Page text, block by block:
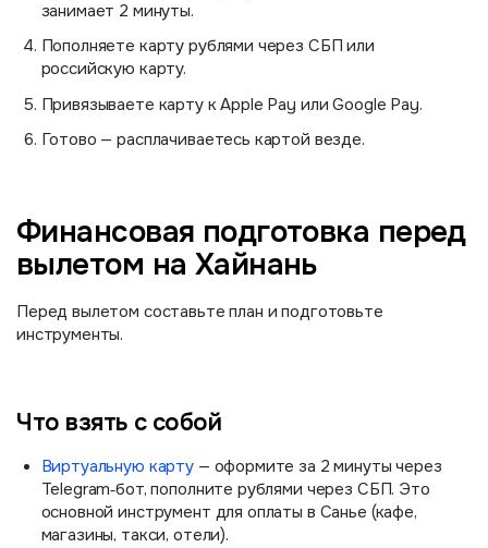
занимает 2 минуты.
Пополняете карту рублями через СБП или
российскую карту.
Привязываете карту к Apple Pay или Google Pay.
Готово — расплачиваетесь картой везде.
Финансовая подготовка перед
вылетом на Хайнань
Перед вылетом составьте план и подготовьте
инструменты.
Что взять с собой
Виртуальную карту— оформите за 2 минуты через
Telegram‑бот, пополните рублями через СБП. Это
основной инструмент для оплаты в Санье (кафе,
магазины, такси, отели).